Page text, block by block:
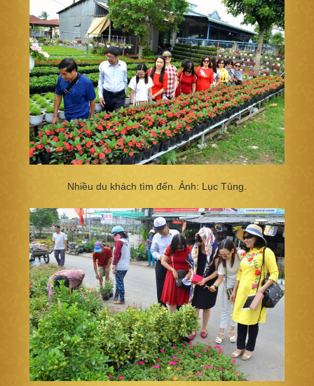
Nhiều du khách tìm đến. Ảnh: Lục Tùng.